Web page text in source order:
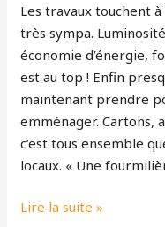
Les travaux touchent
très sympa.
économie d’énergie,
est au top ! Enfin
maintenant prendre
emménager. Cartons,
c’est tous ensemble
locaux. « Une
neuf
chez
BLB
Tourisme
!
»
Lire la suite »